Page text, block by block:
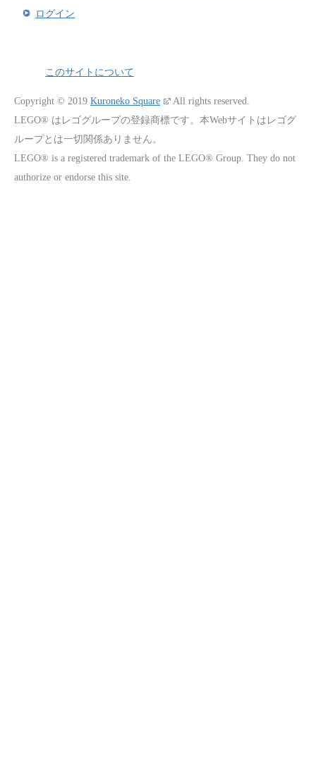
ログイン
このサイトについて
Copyright © 2019 Kuroneko Square
All rights reserved.
LEGO® はレゴグループの登録商標です。本Webサイトはレゴグ
ループとは一切関係ありません。
LEGO® is a registered trademark of the LEGO® Group. They do not
authorize or endorse this site.